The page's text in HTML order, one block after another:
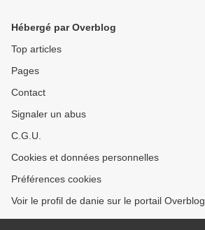
Hébergé par Overblog
Top articles
Pages
Contact
Signaler un abus
C.G.U.
Cookies et données personnelles
Préférences cookies
Voir le profil de danie sur le portail Overblog